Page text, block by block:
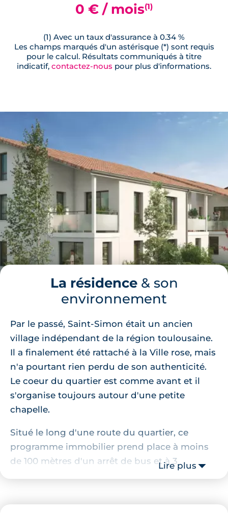
0 € / mois(1)
(1) Avec un taux d'assurance à 0.34 %
Les champs marqués d'un astérisque (*) sont requis
pour le calcul. Résultats communiqués à titre
indicatif, contactez-nous pour plus d'informations.
La résidence& son
environnement
Par le passé, Saint-Simon était un ancien
village indépendant de la région toulousaine.
Il a finalement été rattaché à la Ville rose, mais
n'a pourtant rien perdu de son authenticité.
Le coeur du quartier est comme avant et il
s'organise toujours autour d'une petite
chapelle.
Situé le long d'une route du quartier, ce
programme immobilier prend place à moins
de 100 mètres d'un arrêt de bus et à 3
situés tout près, un supermarché prend place,
Lire plus